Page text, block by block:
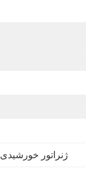
ژنراتور خورشیدی 1000 وات AC برای خانه